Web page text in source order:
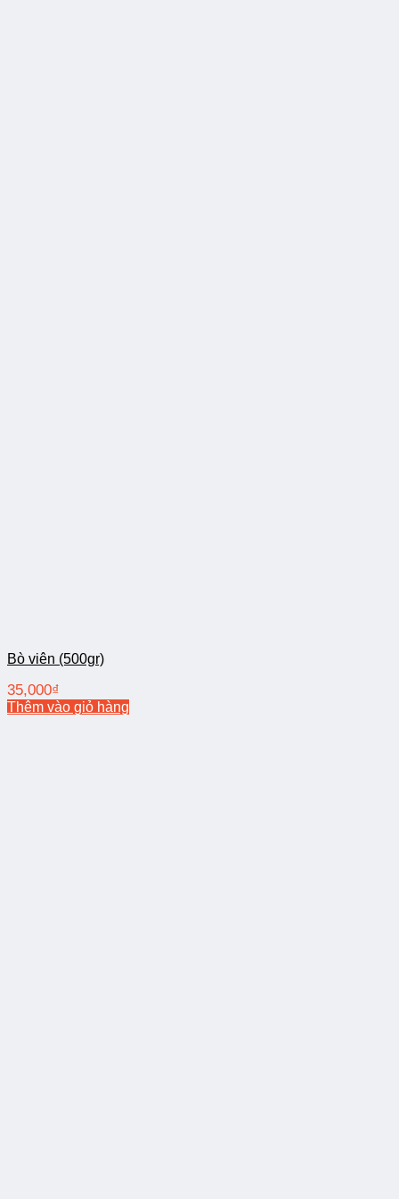
Bò viên (500gr)
35,000₫
Thêm vào giỏ hàng